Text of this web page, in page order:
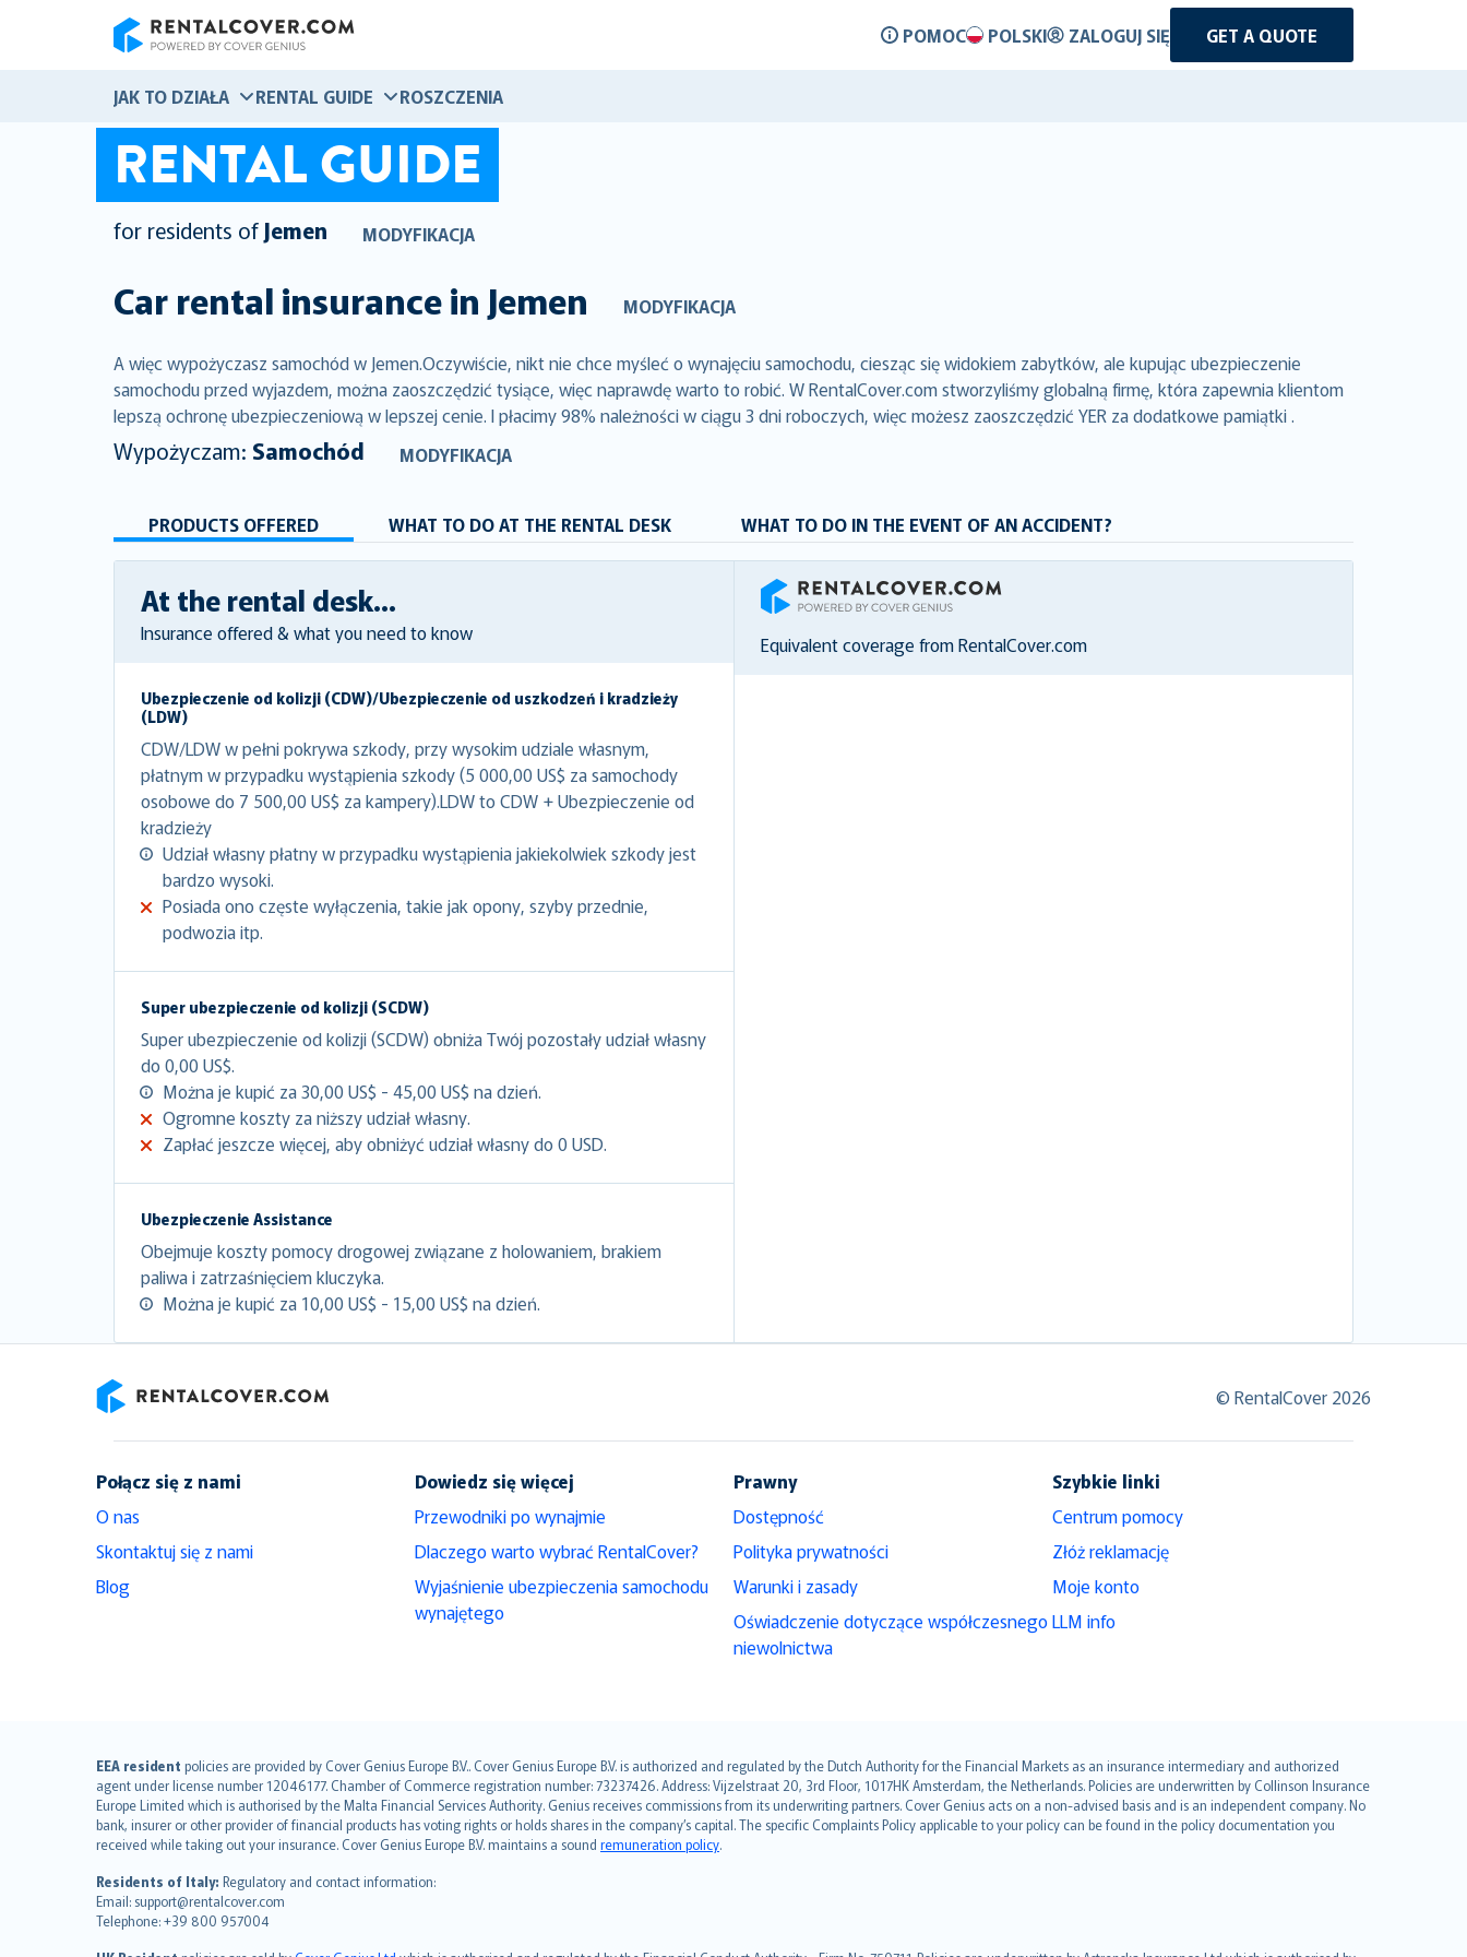
POMOC POLSKI ZALOGUJ SIĘ GET A QUOTE
JAK TO DZIAŁA RENTAL GUIDE ROSZCZENIA
RENTAL GUIDE
for residents of Jemen MODYFIKACJA
Car rental insurance in Jemen MODYFIKACJA
A więc wypożyczasz samochód w Jemen.Oczywiście, nikt nie chce myśleć o wynajęciu samochodu, ciesząc się widokiem zabytków, ale kupując ubezpieczenie
samochodu przed wyjazdem, można zaoszczędzić tysiące, więc naprawdę warto to robić. W RentalCover.com stworzyliśmy globalną firmę, która zapewnia klientom
lepszą ochronę ubezpieczeniową w lepszej cenie. I płacimy 98% należności w ciągu 3 dni roboczych, więc możesz zaoszczędzić YER za dodatkowe pamiątki .
Wypożyczam: Samochód MODYFIKACJA
PRODUCTS OFFERED WHAT TO DO AT THE RENTAL DESK WHAT TO DO IN THE EVENT OF AN ACCIDENT?
At the rental desk...
Insurance offered & what you need to know
Ubezpieczenie od kolizji (CDW)/Ubezpieczenie od uszkodzeń i kradzieży
(LDW)
CDW/LDW w pełni pokrywa szkody, przy wysokim udziale własnym,
płatnym w przypadku wystąpienia szkody (5 000,00 US$ za samochody
osobowe do 7 500,00 US$ za kampery).LDW to CDW + Ubezpieczenie od
kradzieży
Udział własny płatny w przypadku wystąpienia jakiekolwiek szkody jest
bardzo wysoki.
Posiada ono częste wyłączenia, takie jak opony, szyby przednie,
podwozia itp.
Super ubezpieczenie od kolizji (SCDW)
Super ubezpieczenie od kolizji (SCDW) obniża Twój pozostały udział własny
do 0,00 US$.
Można je kupić za 30,00 US$ - 45,00 US$ na dzień.
Ogromne koszty za niższy udział własny.
Zapłać jeszcze więcej, aby obniżyć udział własny do 0 USD.
Ubezpieczenie Assistance
Obejmuje koszty pomocy drogowej związane z holowaniem, brakiem
paliwa i zatrzaśnięciem kluczyka.
Można je kupić za 10,00 US$ - 15,00 US$ na dzień.
RentalCover
Equivalent coverage from RentalCover.com
© RentalCover 2026
Połącz się z nami
O nas
Skontaktuj się z nami
Blog
Dowiedz się więcej
Przewodniki po wynajmie
Dlaczego warto wybrać RentalCover?
Wyjaśnienie ubezpieczenia samochodu
wynajętego
Prawny
Dostępność
Polityka prywatności
Warunki i zasady
Oświadczenie dotyczące współczesnego
niewolnictwa
Szybkie linki
Centrum pomocy
Złóż reklamację
Moje konto
LLM info
EEA resident policies are provided by Cover Genius Europe B.V.. Cover Genius Europe B.V. is authorized and regulated by the Dutch Authority for the Financial Markets as an insurance intermediary and authorized
agent under license number 12046177. Chamber of Commerce registration number: 73237426. Address: Vijzelstraat 20, 3rd Floor, 1017HK Amsterdam, the Netherlands. Policies are underwritten by Collinson Insurance
Europe Limited which is authorised by the Malta Financial Services Authority. Genius receives commissions from its underwriting partners. Cover Genius acts on a non-advised basis and is an independent company. No
bank, insurer or other provider of financial products has voting rights or holds shares in the company’s capital. The specific Complaints Policy applicable to your policy can be found in the policy documentation you
received while taking out your insurance. Cover Genius Europe B.V. maintains a sound remuneration policy.
Residents of Italy: Regulatory and contact information:
Email: support@rentalcover.com
Telephone: +39 800 957004
English (UK)
English (US)
Deutsch
français
Nederlands
español
italiano
简体中文